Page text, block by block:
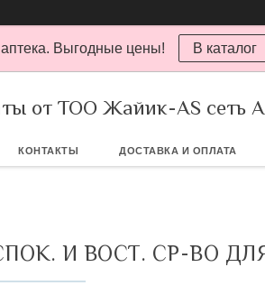
Выгодные цены! В каталог
от ТОО Жайик-AS сеть
КОНТАКТЫ ДОСТАВКА И ОПЛАТА
И ВОСТ. СР-ВО